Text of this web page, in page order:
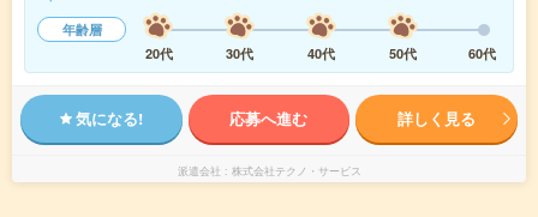
年齢層
20代
30代 40代 50代 60代
気になる! 応募へ進む 詳しく見る
派遣会社 株式会社テクノ・サービス